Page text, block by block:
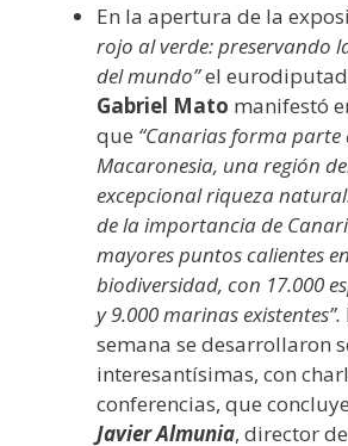
En la apertura de la
rojo al verde: preservando
del mundo”el
Gabriel Mato manifestó
que “Canarias forma parte
Macaronesia, una región
excepcional riqueza
de la importancia de
mayores puntos calientes
biodiversidad, con 17.000
y 9.000 marinas existentes”.
semana se desarrollaron
interesantísimas, con
conferencias, que
Javier Almunia, director